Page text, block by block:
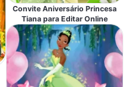
Convite Aniversário Princesa
Tiana para Editar Online